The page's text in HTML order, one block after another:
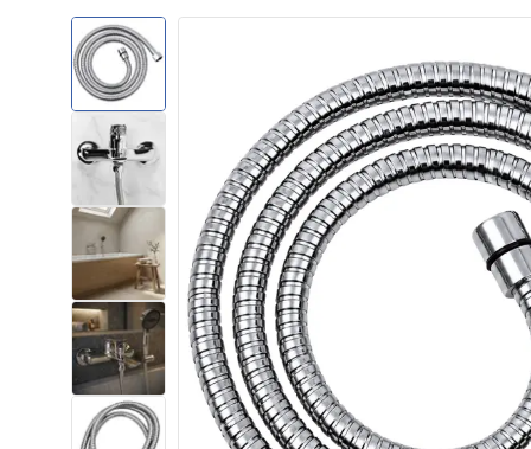
Duschtüren
Duschrinnen
Toiletten
Waschbecken
Wannen und
Badewannenaufsätze